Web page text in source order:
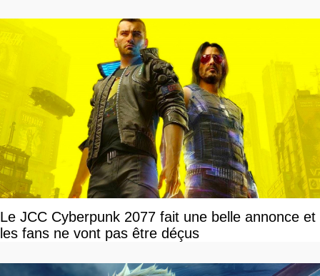
Le JCC Cyberpunk 2077 fait une belle annonce et
les fans ne vont pas être déçus